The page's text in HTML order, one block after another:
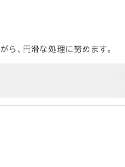
ら、円滑な処理に努めます。